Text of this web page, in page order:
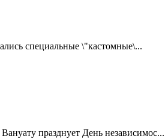
специальные \"кастомные\...
празднует День независимос...